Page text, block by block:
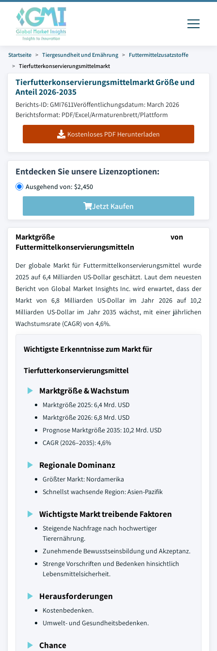
Startseite Tiergesundheit und Ernährung
Futtermittelzusatzstoffe
Tierfutterkonservierungsmittelmarkt
Tierfutterkonservierungsmittelmarkt Größe und
Anteil 2026-2035
Berichts-ID: GMI7611Veröffentlichungsdatum: March 2026
Berichtsformat: PDF/Excel/Armaturenbrett/Plattform
Kostenloses PDF Herunterladen
Entdecken Sie unsere Lizenzoptionen:
Ausgehend von: $2,450
Jetzt Kaufen
Marktgröße von
Futtermittelkonservierungsmitteln
Der globale Markt für Futtermittelkonservierungsmittel wurde
2025 auf 6,4 Milliarden US-Dollar geschätzt. Laut dem neuesten
Bericht von Global Market Insights Inc. wird erwartet, dass der
Markt von 6,8 Milliarden US-Dollar im Jahr 2026 auf 10,2
Milliarden US-Dollar im Jahr 2035 wächst, mit einer jährlichen
Wachstumsrate (CAGR) von 4,6%.
Wichtigste Erkenntnisse zum Markt für
Tierfutterkonservierungsmittel
Marktgröße & Wachstum
Marktgröße 2025: 6,4 Mrd. USD
Marktgröße 2026: 6,8 Mrd. USD
Prognose Marktgröße 2035: 10,2 Mrd. USD
CAGR (2026–2035): 4,6%
Regionale Dominanz
Größter Markt: Nordamerika
Schnellst wachsende Region: Asien-Pazifik
Wichtigste Markt treibende Faktoren
Steigende Nachfrage nach hochwertiger
Tierernährung.
Zunehmende Bewusstseinsbildung und Akzeptanz.
Strenge Vorschriften und Bedenken hinsichtlich
Lebensmittelsicherheit.
Herausforderungen
Kostenbedenken.
Umwelt- und Gesundheitsbedenken.
Chance